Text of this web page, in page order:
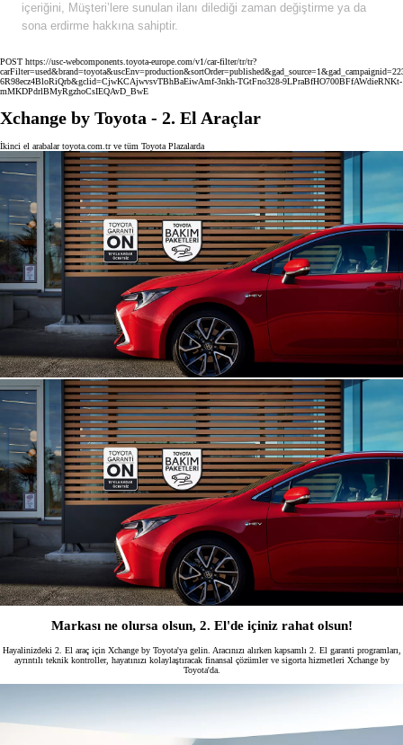
içeriğini, Müşteri’lere sunulan ilanı dilediği zaman değiştirme ya da
sona erdirme hakkına sahiptir.
POST https://usc-webcomponents.toyota-europe.com/v1/car-filter/tr/tr?
6R98ecz4BloRiQrb&gclid=CjwKCAjwvsvTBhBaEiwAmf-3nkh-TGtFno328-9LPraBfHO700BFfAWdieRNKt-
mMKDPdrlBMyRgzhoCsIEQAvD_BwE
Xchange by Toyota - 2. El Araçlar
İkinci el arabalar toyota.com.tr ve tüm Toyota Plazalarda
Markası ne olursa olsun, 2. El'de içiniz rahat olsun!
Hayalinizdeki 2. El araç için Xchange by Toyota'ya gelin. Aracınızı alırken kapsamlı 2. El garanti programları,
ayrıntılı teknik kontroller, hayatınızı kolaylaştıracak finansal çözümler ve sigorta hizmetleri Xchange by
Toyota'da.